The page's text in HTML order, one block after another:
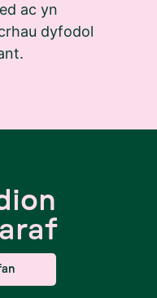
ac yn
dyfodol